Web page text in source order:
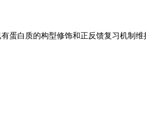
蛋白质的构型修饰和正反馈复习机制